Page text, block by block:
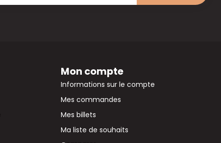
Mon compte
Informations sur le compte
Mes commandes
Mes billets
Ma liste de souhaits